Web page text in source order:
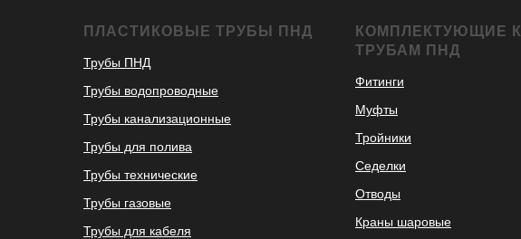
ПЛАСТИКОВЫЕ ТРУБЫ ПНД
Трубы ПНД
Трубы водопроводные
Трубы канализационные
Трубы для полива
Трубы технические
Трубы газовые
Трубы для кабеля
КОМПЛЕКТУЮЩИЕ К
ТРУБАМ ПНД
Фитинги
Муфты
Тройники
Седелки
Отводы
Краны шаровые